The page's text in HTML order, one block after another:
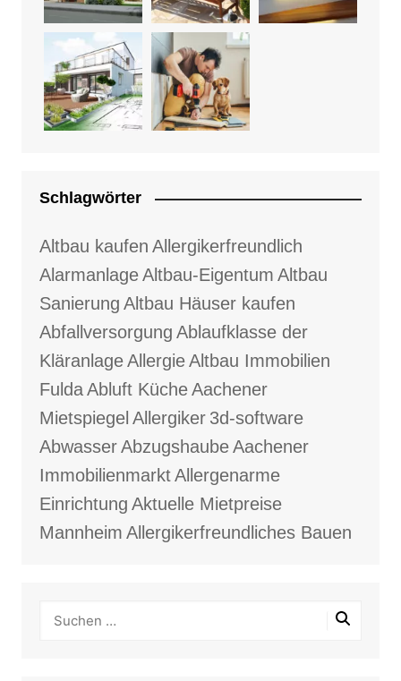
Schlagwörter
Altbau kaufen Allergikerfreundlich
AlarmanlageAltbau-Eigentum Altbau
Sanierung Altbau Häuser kaufen
Abfallversorgung Ablaufklasse der
KläranlageAllergieAltbau Immobilien
FuldaAbluft KücheAachener
Mietspiegel Allergiker 3d-software
AbwasserAbzugshaubeAachener
ImmobilienmarktAllergenarme
Einrichtung Aktuelle Mietpreise
Mannheim Allergikerfreundliches Bauen